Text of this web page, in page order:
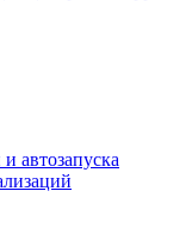
автозапуска